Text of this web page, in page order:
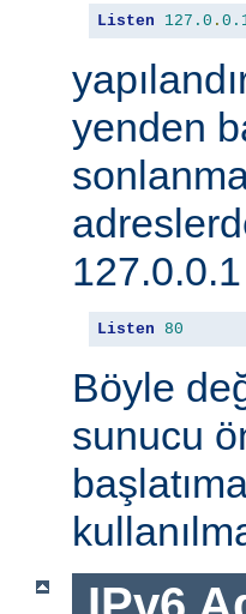
Listen 127.0 .
yenden
Listen 80
Böyle
sunucu